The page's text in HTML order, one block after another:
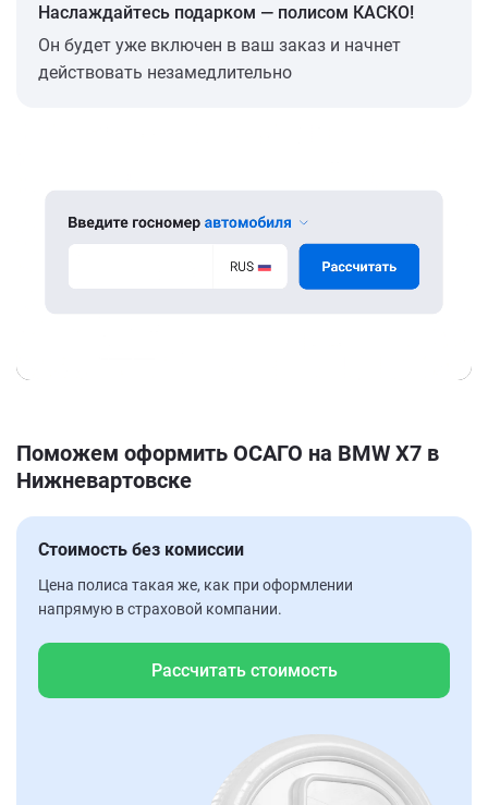
Наслаждайтесь подарком — полисом КАСКО!
Он будет уже включен в ваш заказ и начнет
действовать незамедлительно
Поможем оформить ОСАГО на BMW X7 в
Нижневартовске
Стоимость без комиссии
Цена полиса такая же, как при оформлении
напрямую в страховой компании.
Рассчитать стоимость